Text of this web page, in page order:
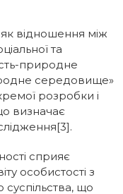
відношення між
та
природне
середовище»
розробки і
визначає
сприяє
особистості з
суспільства, що